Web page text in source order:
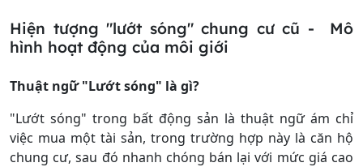
Hiện tượng "lướt sóng" chung cư cũ - Mô
hình hoạt động của môi giới
Thuật ngữ "Lướt sóng" là gì?
"Lướt sóng" trong bất động sản là thuật ngữ ám chỉ
việc mua một tài sản, trong trường hợp này là căn hộ
chung cư, sau đó nhanh chóng bán lại với mức giá cao